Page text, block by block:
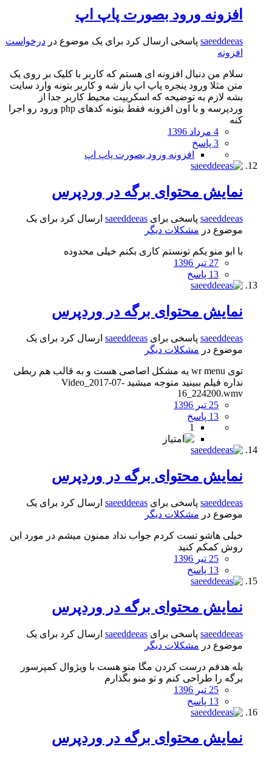
افزونه ورود بصورت پاپ اپ
saeeddeeas پاسخی ارسال کرد برای یک موضوع در درخواست
افزونه
سلام من دنبال افزونه ای هستم که کاربر با کلیک بر روی یک
متن مثلا ورود پنجره پاپ اپ باز شه و کاربر بتونه وارد سایت
بشه لازم به توضیحه که اسکریپت محیط کاربر جدا از
وردپرسه و با اون افزونه فقط بتونه کدهای php ورود رو اجرا
کنه
4 مرداد 1396
3 پاسخ
افزونه ورود بصورت پاپ اپ
نمایش محتوای برگه در وردپرس
saeeddeeas پاسخی برای saeeddeeas ارسال کرد برای یک
موضوع در مشکلات دیگر
با ابو منو یکم تونستم کاری بکنم خیلی محدوده
27 تیر 1396
13 پاسخ
نمایش محتوای برگه در وردپرس
saeeddeeas پاسخی برای saeeddeeas ارسال کرد برای یک
موضوع در مشکلات دیگر
توی wr menu یه مشکل اصاصی هست و به قالب هم ربطی
نداره فیلم ببینید متوجه میشید Video_2017-07-
16_224200.wmv
25 تیر 1396
13 پاسخ
1
نمایش محتوای برگه در وردپرس
saeeddeeas پاسخی برای saeeddeeas ارسال کرد برای یک
موضوع در مشکلات دیگر
خیلی هاشو تست کردم جواب نداد ممنون میشم در مورد این
روش کمکم کنید
25 تیر 1396
13 پاسخ
نمایش محتوای برگه در وردپرس
saeeddeeas پاسخی برای saeeddeeas ارسال کرد برای یک
موضوع در مشکلات دیگر
بله هدفم درست کردن مگا منو هست با ویژوال کمپرسور
برگه را طراحی کنم و تو منو بگذارم
25 تیر 1396
13 پاسخ
نمایش محتوای برگه در وردپرس